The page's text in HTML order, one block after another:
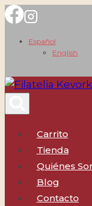
Saltar
contenido
Español
English
Carrito
Tienda
Quiénes
Blog
Contacto